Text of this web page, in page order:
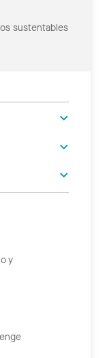
sustentables
y